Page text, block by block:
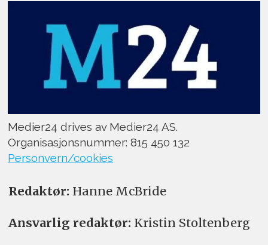
Medier24 drives av Medier24 AS.
Organisasjonsnummer: 815 450 132
Personvern/cookies
Redaktør: Hanne McBride
Ansvarlig redaktør: Kristin Stoltenberg